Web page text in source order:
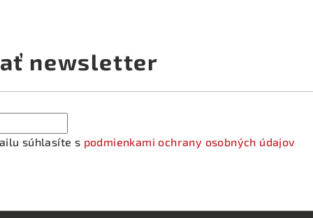
newsletter
súhlasíte s podmienkami ochrany osobných údajov